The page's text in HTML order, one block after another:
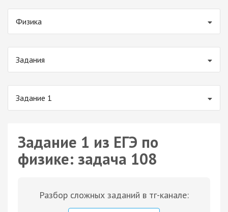
Физика
Задания
Задание 1
Задание 1 из ЕГЭ по
физике: задача 108
Разбор сложных заданий в тг-канале: